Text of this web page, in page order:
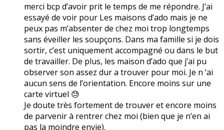
merci bcp d’avoir prit le temps de me répondre. J’ai
essayé de voir pour Les maisons d’ado mais je ne
peux pas m’absenter de chez moi trop longtemps
sans éveiller les soupçons. Dans ma famille si je dois
sortir, c’est uniquement accompagné ou dans le but
de travailler. De plus, les maison d’ado que j’ai pu
observer son assez dur a trouver pour moi. Je n ‘ai
aucun sens de l’orientation. Encore moins sur une
carte virtuel 😓
Je doute très fortement de trouver et encore moins
de parvenir à rentrer chez moi (bien que je n’en ai
pas la moindre envie).